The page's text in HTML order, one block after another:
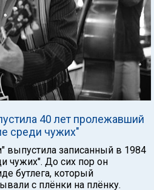
40 лет пролежавший
среди чужих"
выпустила записанный в 1984
чужих". До сих пор он
бутлега, который
с плёнки на плёнку.